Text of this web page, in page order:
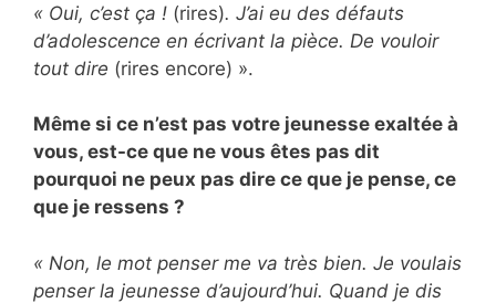
« Oui, c’est ça ! (rires). J’ai eu des défauts
d’adolescence en écrivant la pièce. De vouloir
tout dire (rires encore) ».
Même si ce n’est pas votre jeunesse exaltée à
vous, est-ce que ne vous êtes pas dit
pourquoi ne peux pas dire ce que je pense, ce
que je ressens ?
« Non, le mot penser me va très bien. Je voulais
penser la jeunesse d’aujourd’hui. Quand je dis